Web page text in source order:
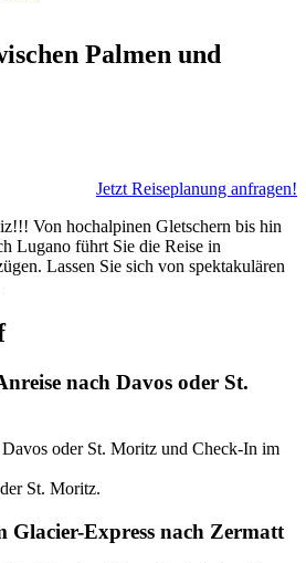
Palmen und
Jetzt Reiseplanung anfragen!
Von hochalpinen Gletschern bis hin
Lugano führt Sie die Reise in
Lassen Sie sich von spektakulären
nach Davos oder St.
oder St. Moritz und Check-In im
St. Moritz.
Glacier-Express nach Zermatt